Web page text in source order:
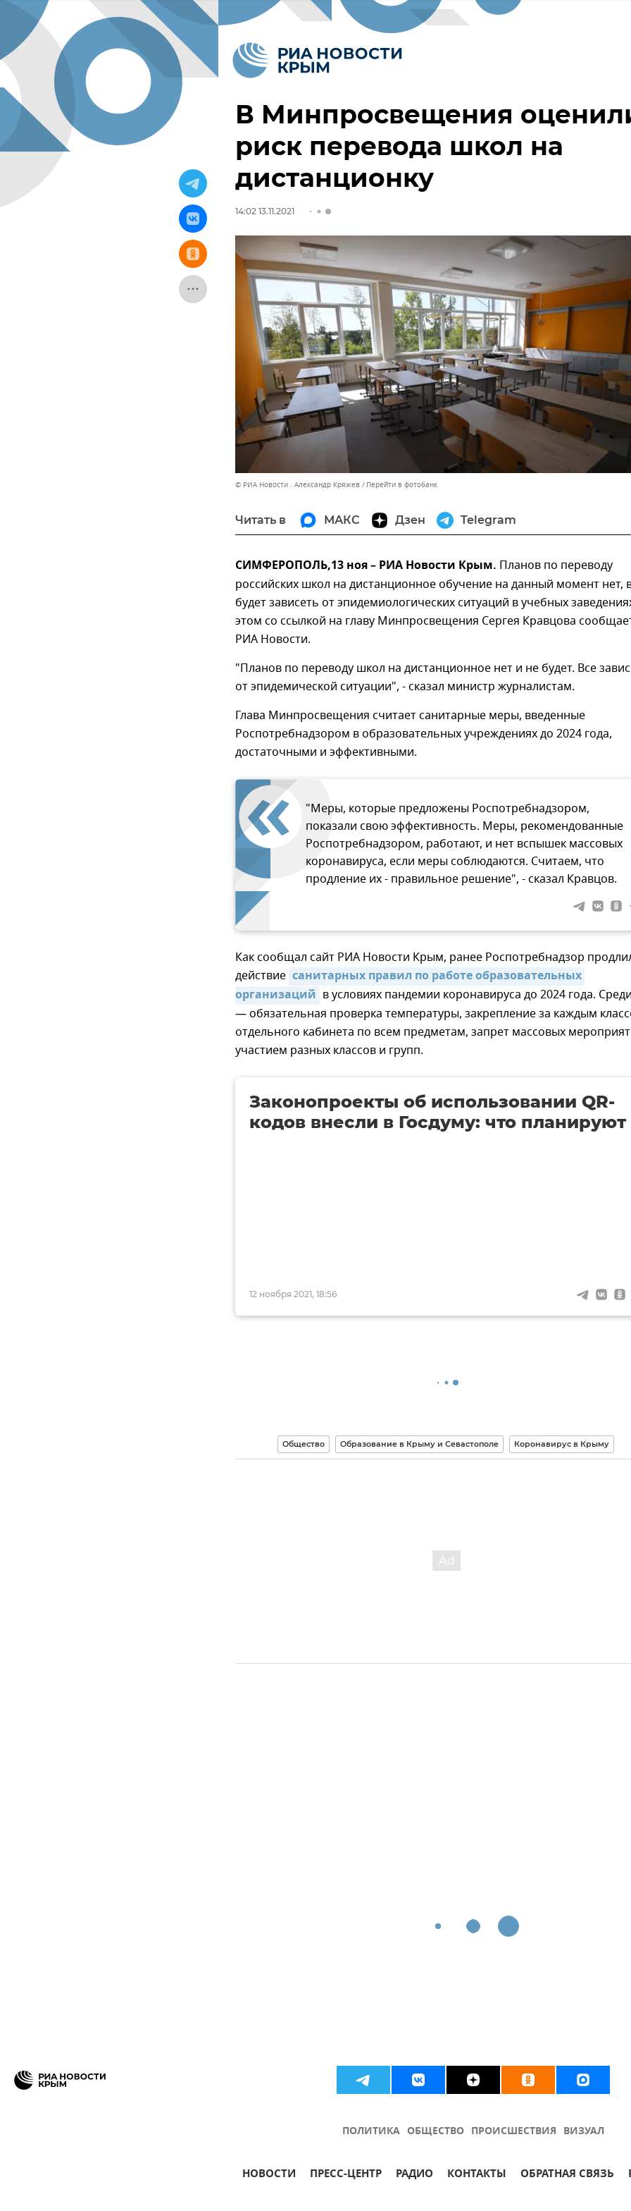
В Минпросвещения
риск перевода школ на
дистанционку
14:02 13.11.2021
© РИА Новости . Александр Кряжев Перейти в фотобанк
Читать в МАКС Дзен Telegram
СИМФЕРОПОЛЬ,13 ноя – РИА Новости Крым. Планов по переводу
российских школ на дистанционное обучение на данный момент нет,
будет зависеть от эпидемиологических ситуаций в учебных
этом со ссылкой на главу Минпросвещения Сергея Кравцова
РИА Новости.
"Планов по переводу школ на дистанционное нет и не будет. Все
от эпидемической ситуации", - сказал министр журналистам.
Глава Минпросвещения считает санитарные меры, введенные
Роспотребнадзором в образовательных учреждениях до 2024 года,
достаточными и эффективными.
"Меры, которые предложены Роспотребнадзором,
показали свою эффективность. Меры, рекомендованные
Роспотребнадзором, работают, и нет вспышек массовых
коронавируса, если меры соблюдаются. Считаем, что
продление их - правильное решение", - сказал Кравцов.
Как сообщал сайт РИА Новости Крым, ранее Роспотребнадзор
действие санитарных правил по работе образовательных
организаций в условиях пандемии коронавируса до 2024 года.
— обязательная проверка температуры, закрепление за каждым
отдельного кабинета по всем предметам, запрет массовых
участием разных классов и групп.
12 ноября 2021, 18:56
Законопроекты об использовании QR-
кодов внесли в Госдуму: что планируют
Общество Образование в Крыму и Севастополе Коронавирус в Крыму
ПОЛИТИКА ОБЩЕСТВО ПРОИСШЕСТВИЯ ВИЗУАЛ
НОВОСТИ ПРЕСС-ЦЕНТР РАДИО КОНТАКТЫ ОБРАТНАЯ СВЯЗЬ